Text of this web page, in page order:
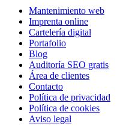
Mantenimiento web
Imprenta online
Cartelería digital
Portafolio
Blog
Auditoría SEO gratis
Área de clientes
Contacto
Política de privacidad
Política de cookies
Aviso legal